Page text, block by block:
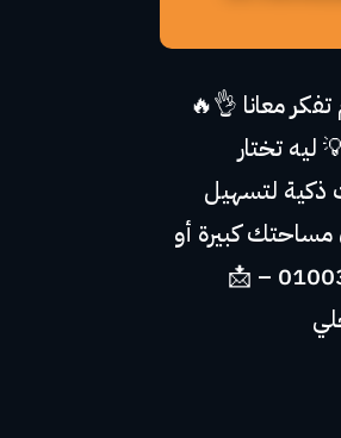
معانا 👌🔥
تختار
ذكية لتسهيل
كبيرة أو
صغيرة، عندنا الحلول المناسبة ليك 💬 احجز معاينة مجانية دلوقتي وخليك على أول خطوة لمطبخ أحلامك 📞 01003308192 – 📩